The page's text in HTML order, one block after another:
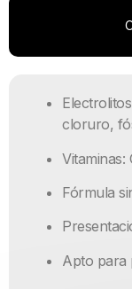
cloruro,
Vitaminas:
Fórmula
Apto para